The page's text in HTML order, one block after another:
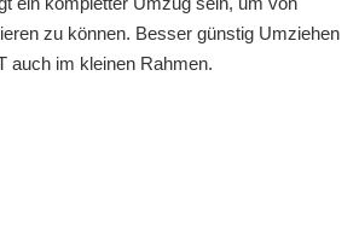
zu können. Besser günstig Umziehen
auch im kleinen Rahmen.